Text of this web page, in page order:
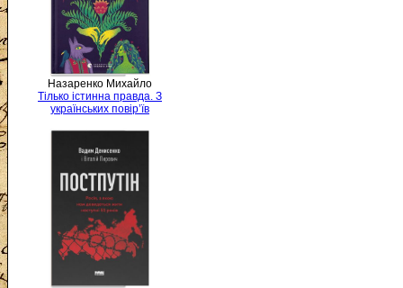
Назаренко Михайло
Тілько істинна правда. З
українських повір’їв